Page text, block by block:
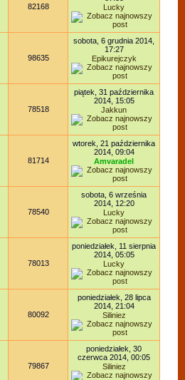
82168
Lucky
98635
sobota, 6 grudnia 2014,
17:27
Epikurejczyk
78518
piątek, 31 października
2014, 15:05
Jakkun
81714
wtorek, 21 października
2014, 09:04
Amvaradel
78540
sobota, 6 września
2014, 12:20
Lucky
78013
poniedziałek, 11 sierpnia
2014, 05:05
Lucky
80092
poniedziałek, 28 lipca
2014, 21:04
Siliniez
79867
poniedziałek, 30
czerwca 2014, 00:05
Siliniez